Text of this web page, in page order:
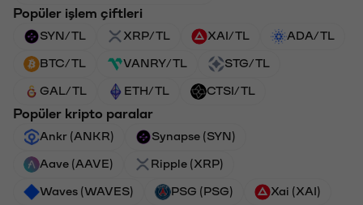
Popüler işlem çiftleri
SYN/TL XRP/TL XAI/TL ADA/TL
BTC/TL VANRY/TL STG/TL
GAL/TL ETH/TL CTSI/TL
Popüler kripto paralar
Ankr (ANKR) Synapse (SYN)
Aave (AAVE) Ripple (XRP)
Waves (WAVES) PSG (PSG) Xai (XAI)